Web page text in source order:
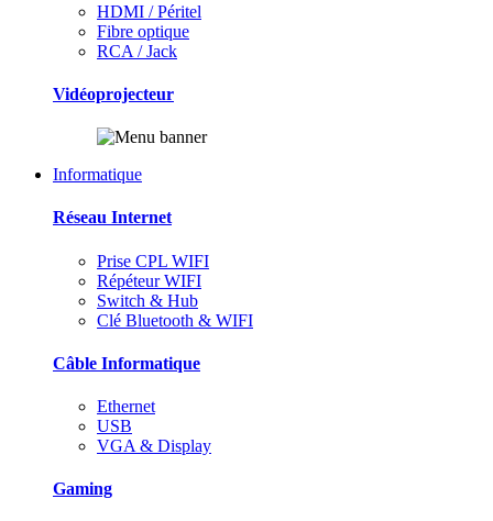
HDMI / Péritel
Fibre optique
RCA / Jack
Vidéoprojecteur
Informatique
Réseau Internet
Prise CPL WIFI
Répéteur WIFI
Switch & Hub
Clé Bluetooth & WIFI
Câble Informatique
Ethernet
USB
VGA & Display
Gaming